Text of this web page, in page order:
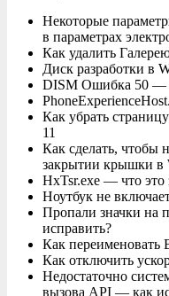
Некоторые
в параметрах
Как удалить
Диск разработки в
DISM Ошибка 50 —
Как убрать
11
Как сделать, чтобы
закрытии крышки в
HxTsr.exe — что это
Ноутбук не
Пропали значки на
исправить?
Как переименовать
Как отключить
Недостаточно
вызова API — как